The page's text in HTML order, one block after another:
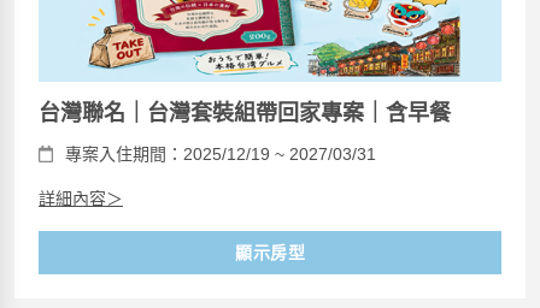
台灣聯名｜台灣套裝組帶回家專案｜含早餐
專案入住期間：2025/12/19 ~ 2027/03/31
詳細內容＞
顯示房型